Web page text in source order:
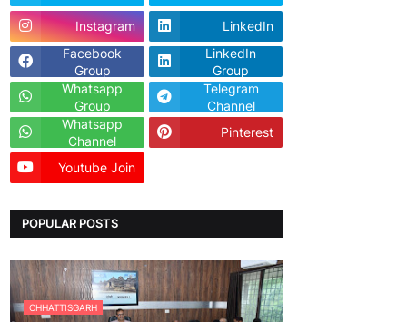
Instagram
LinkedIn
Facebook
Group
LinkedIn
Group
Whatsapp
Group
Telegram
Channel
Whatsapp
Channel
Pinterest
Youtube Join
POPULAR POSTS
CHHATTISGARH